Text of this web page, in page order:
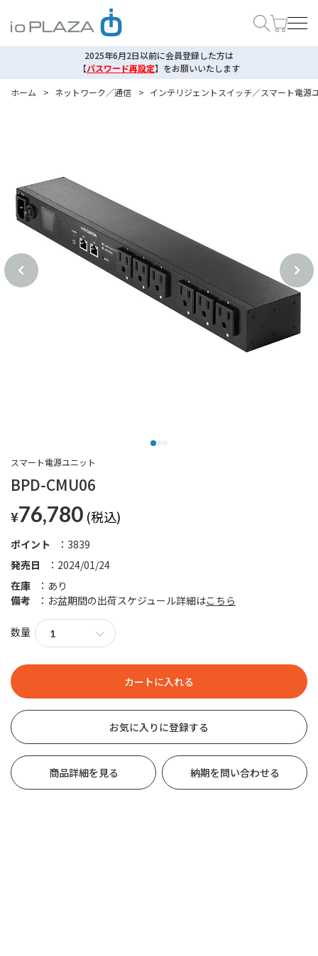
2025年6月2日以前に会員登録した方は
【パスワード再設定】 をお願いいたします
ホーム
> ネットワーク／通信 > インテリジェントスイッチ／スマート電源
BPD-CMU06
スマート電源ユニット
¥76,780
発売日 2024/01/24
ポイント 3839
在庫
あり
備考
お盆期間の出荷スケジュール詳細はこちら
数量
お気に入りに登録する
商品詳細を見る 納期を問い合わせる